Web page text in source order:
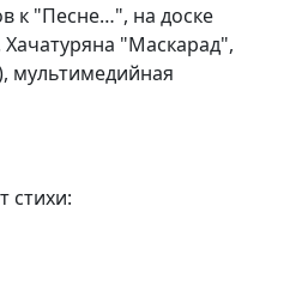
к "Песне…", на доске
"Маскарад",
мультимедийная
стихи: